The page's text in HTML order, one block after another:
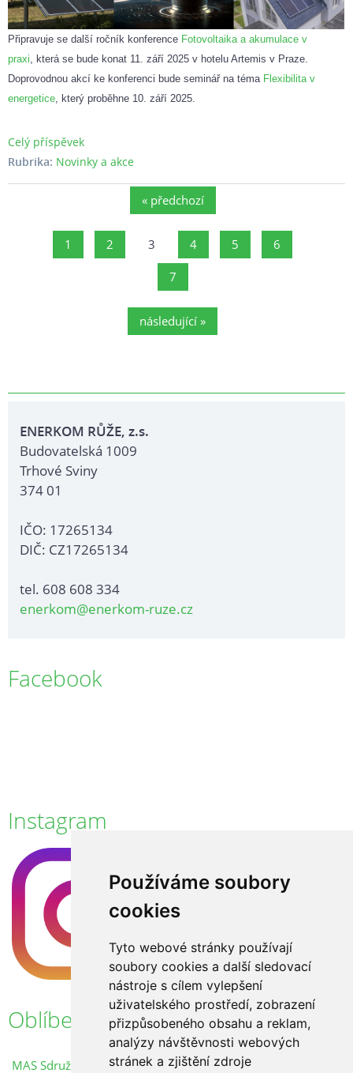
Používáme soubory
cookies
Tyto webové stránky používají
soubory cookies a další sledovací
nástroje s cílem vylepšení
uživatelského prostředí, zobrazení
přizpůsobeného obsahu a reklam,
analýzy návštěvnosti webových
stránek a zjištění zdroje
Připravuje se další ročník konference Fotovoltaika a akumulace v
praxi , která se bude konat 11. září 2025 v hotelu Artemis v Praze.
Doprovodnou akcí ke konferenci bude seminář na téma Flexibilita v
energetice , který proběhne 10. září 2025.
Celý příspěvek
Rubrika: Novinky a akce
« předchozí
1 2 3 4 5 6
7
následující »
ENERKOM RŮŽE, z.s.
Budovatelská 1009
Trhové Sviny
374 01
IČO: 17265134
DIČ: CZ17265134
tel. 608 608 334
enerkom@enerkom-ruze.cz
Facebook
Instagram
Oblíbené odkazy
MAS Sdružení Růže